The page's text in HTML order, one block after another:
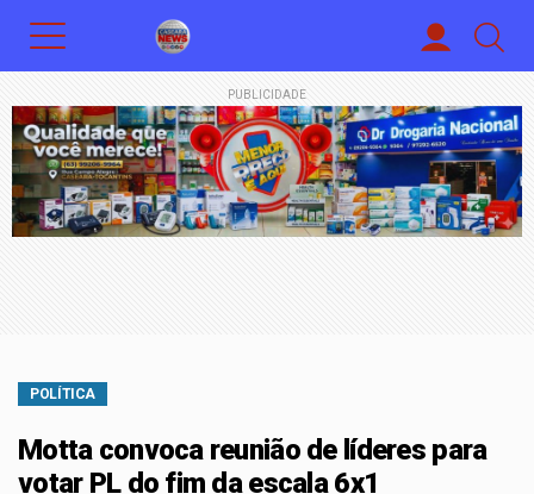
PUBLICIDADE
POLÍTICA
Motta convoca reunião de líderes para
votar PL do fim da escala 6x1